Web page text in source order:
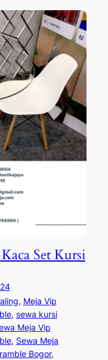
Set Kursi
, Meja Vip
, sewa kursi
Meja Vip
, Sewa Meja
Bogor